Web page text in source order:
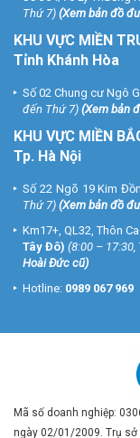
Thứ 7) (Xem bản đồ
KHU VỰC MIỀN
Tỉnh Khánh Hòa
Số 02 Chung cư Ngô
đến Thứ 7) (Xem bản
KHU VỰC MIỀN
Tp. Hà Nội
Số 22 Ngõ 19 Kim
Thứ 7) (Xem bản đồ
Km17+, QL32, Thôn
Tây Đô) (8:00 –
Hoài Đức cũ)
Hotline: 0989 067 969
Mã số doanh nghiệp:
ngày 02/01/2009. Trụ sở